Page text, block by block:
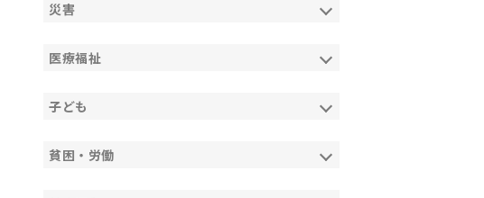
災害
医療福祉
子ども
貧困・労働